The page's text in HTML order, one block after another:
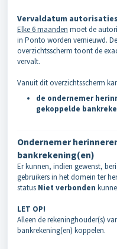
Vervaldatum autorisaties
Elke 6 maanden moet de
in Ponto worden vernieuwd.
overzichtsscherm toont de
vervalt.
Vanuit dit overzichtsscherm
de ondernemer
gekoppelde
Ondernemer
bankrekening(en)
Er kunnen, indien gewenst,
gebruikers in het domein ter
status Niet verbonden
LET OP!
Alleen de rekeninghouder(s)
bankrekening(en) koppelen.